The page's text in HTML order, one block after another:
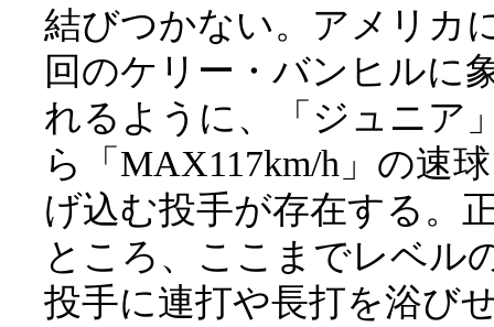
結びつかない。アメリカ
回のケリー・バンヒルに
れるように、「ジュニア
ら「MAX117km/h」の速
げ込む投手が存在する。
ところ、ここまでレベル
投手に連打や長打を浴び